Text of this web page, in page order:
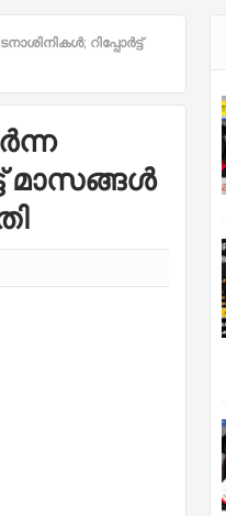
റിപ്പോര്‍ട്ട്
മാസങ്ങള്‍